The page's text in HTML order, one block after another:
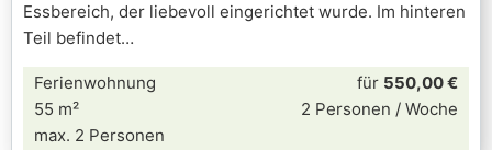
Essbereich, der liebevoll eingerichtet wurde. Im hinteren
Teil befindet
Ferienwohnung
55 m²
max. 2 Personen
für 550,00 €
2 Personen / Woche